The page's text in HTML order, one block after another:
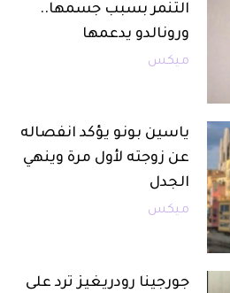
التنمر بسبب جسمها..
ورونالدو يدعمها
ميكس
ياسين بونو يؤكد انفصاله
عن زوجته لأول مرة وينهي
الجدل
ميكس
جورجينا رودريغيز ترد على